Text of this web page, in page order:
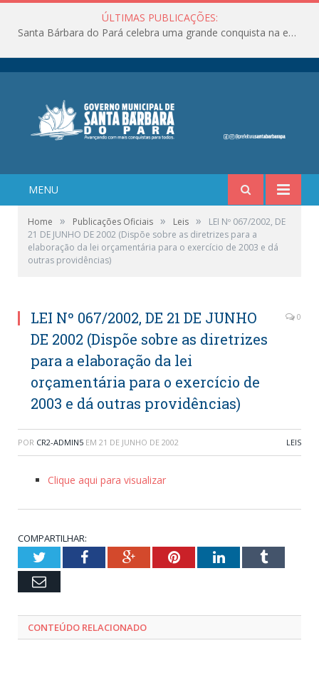
ÚLTIMAS PUBLICAÇÕES:
Santa Bárbara do Pará celebra uma grande conquista na educação!
MENU
Home » Publicações Oficiais » Leis »
LEI Nº 067/2002, DE
21 DE JUNHO DE 2002 (Dispõe sobre as diretrizes para a
elaboração da lei orçamentária para o exercício de 2003 e dá
outras providências)
LEI Nº 067/2002, DE 21 DE JUNHO
DE 2002 (Dispõe sobre as diretrizes
para a elaboração da lei
orçamentária para o exercício de
2003 e dá outras providências)
0
POR CR2-ADMIN5 EM 21 DE JUNHO DE 2002 LEIS
Clique aqui para visualizar
COMPARTILHAR:
TwitterFacebookGoogle+PinterestLinkedInTumblr
Email
CONTEÚDO RELACIONADO